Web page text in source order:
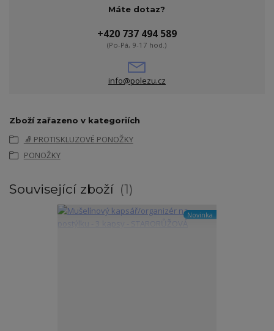
Máte dotaz?
+420 737 494 589
(Po-Pá, 9-17 hod.)
info@polezu.cz
Zboží zařazeno v kategoriích
🧦 PROTISKLUZOVÉ PONOŽKY
PONOŽKY
Související zboží 1
Novinka